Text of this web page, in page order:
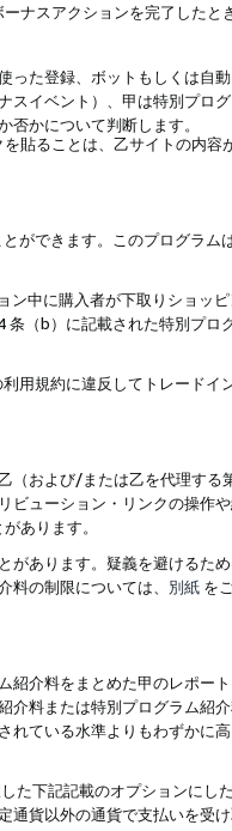
ナスアクションを完了したと
た登録、ボットもしくは自
スイベント）、甲は特別プロ
かについて判断します。
貼ることは、乙サイトの内容
ができます。このプログラム
中に購入者が下取りショッピ
（b）に記載された特別プロ
用規約に違反してトレードイ
（および/または乙を代理する
ューション・リンクの操作
あります。
あります。疑義を避けるた
の制限については、 別紙 を
介料をまとめた甲のレポート
料または特別プログラム紹
れている水準よりもわずかに
た下記記載のオプションにし
貨以外の通貨で支払いを受